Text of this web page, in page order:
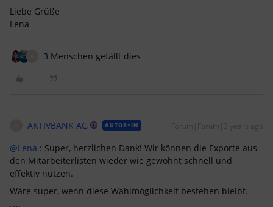
Liebe Grüße
Lena
3 Menschen gefällt dies
AKTIVBANK AG AUTOR*IN Forum|Forum|3 years ago
@Lena : Super, herzlichen Dank! Wir können die Exporte aus
den Mitarbeiterlisten wieder wie gewohnt schnell und
effektiv nutzen.
Wäre super, wenn diese Wahlmöglichkeit bestehen bleibt.